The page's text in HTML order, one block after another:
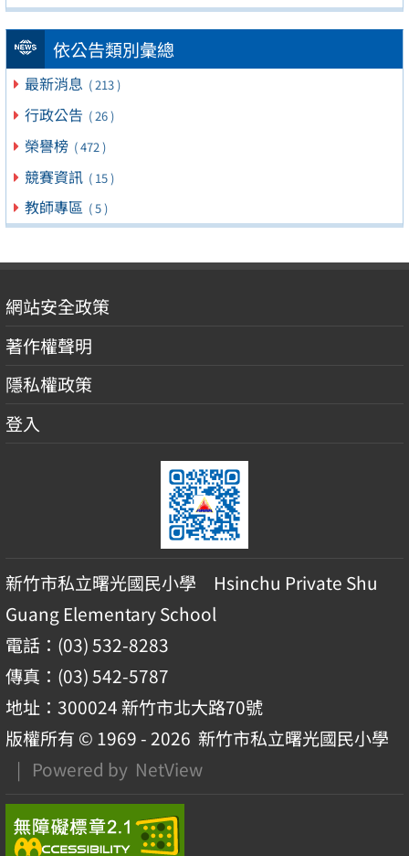
依公告類別彙總
最新消息 ( 213 )
行政公告 ( 26 )
榮譽榜 ( 472 )
競賽資訊 ( 15 )
教師專區 ( 5 )
網站安全政策
著作權聲明
隱私權政策
登入
新竹市私立曙光國民小學 Hsinchu Private Shu
Guang Elementary School
電話：(03) 532-8283
傳真：(03) 542-5787
地址：300024 新竹市北大路70號
版權所有 © 1969 - 2026 新竹市私立曙光國民小學
| Powered by NetView